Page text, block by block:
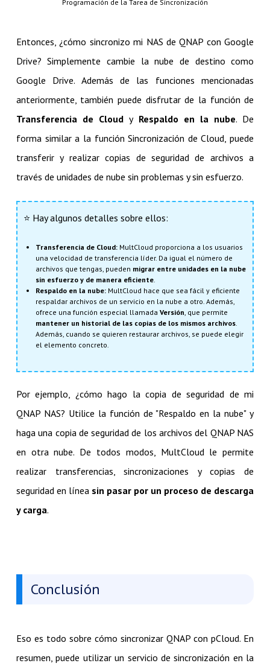
Programación de la Tarea de Sincronización
Entonces, ¿cómo sincronizo mi NAS de QNAP con Google
Drive? Simplemente cambie la nube de destino como
Google Drive. Además de las funciones mencionadas
anteriormente, también puede disfrutar de la función de
Transferencia de Cloud y Respaldo en la nube. De
forma similar a la función Sincronización de Cloud, puede
transferir y realizar copias de seguridad de archivos a
través de unidades de nube sin problemas y sin esfuerzo.
⭐ Hay algunos detalles sobre ellos:
Transferencia de Cloud: MultCloud proporciona a los usuarios
una velocidad de transferencia líder. Da igual el número de
archivos que tengas, pueden migrar entre unidades en la nube
sin esfuerzo y de manera eficiente.
Respaldo en la nube: MultCloud hace que sea fácil y eficiente
respaldar archivos de un servicio en la nube a otro. Además,
ofrece una función especial llamada Versión, que permite
mantener un historial de las copias de los mismos archivos.
Además, cuando se quieren restaurar archivos, se puede elegir
el elemento concreto.
Por ejemplo, ¿cómo hago la copia de seguridad de mi
QNAP NAS? Utilice la función de "Respaldo en la nube" y
haga una copia de seguridad de los archivos del QNAP NAS
en otra nube. De todos modos, MultCloud le permite
realizar transferencias, sincronizaciones y copias de
seguridad en línea sin pasar por un proceso de descarga
y carga.
Conclusión
Eso es todo sobre cómo sincronizar QNAP con pCloud. En
resumen, puede utilizar un servicio de sincronización en la